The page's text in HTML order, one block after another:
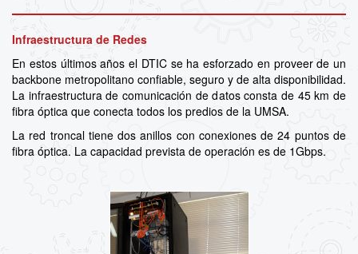
Infraestructura de Redes
En estos últimos años el DTIC se ha esforzado en proveer de un
backbone metropolitano confiable, seguro y de alta disponibilidad.
La infraestructura de comunicación de datos consta de 45 km de
fibra óptica que conecta todos los predios de la UMSA.
La red troncal tiene dos anillos con conexiones de 24 puntos de
fibra óptica. La capacidad prevista de operación es de 1Gbps.